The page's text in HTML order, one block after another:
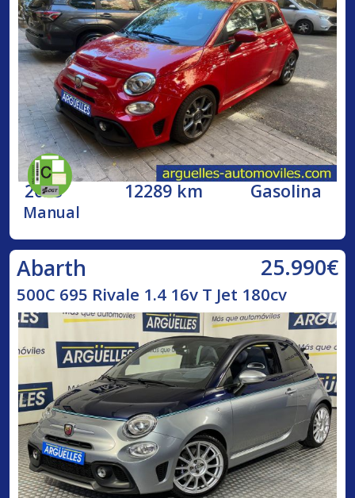
2023 12289 km Gasolina
Manual
Abarth 25.990€
500C 695 Rivale 1.4 16v T Jet 180cv